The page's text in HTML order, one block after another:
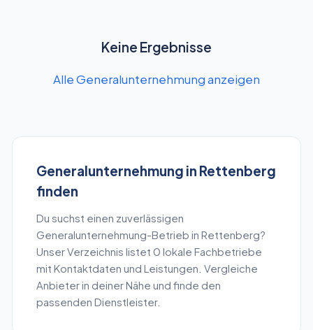
Keine Ergebnisse
Alle Generalunternehmung anzeigen
Generalunternehmung in Rettenberg
finden
Du suchst einen zuverlässigen
Generalunternehmung-Betrieb in Rettenberg?
Unser Verzeichnis listet 0 lokale Fachbetriebe
mit Kontaktdaten und Leistungen. Vergleiche
Anbieter in deiner Nähe und finde den
passenden Dienstleister.